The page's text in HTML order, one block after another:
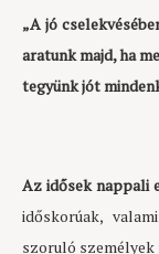
„A jó
aratunk majd, ha
tegyünk jót
Az idősek nappali
időskorúak,
szoruló